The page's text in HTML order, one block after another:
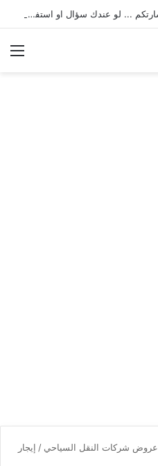
نتشرف بتلقي طلباتكم و استفسارتكم ... لو عندك سؤال او استفسار ماتدرددش فى طلب المساعدة
عروض شركات النقل السياحي / إيجار